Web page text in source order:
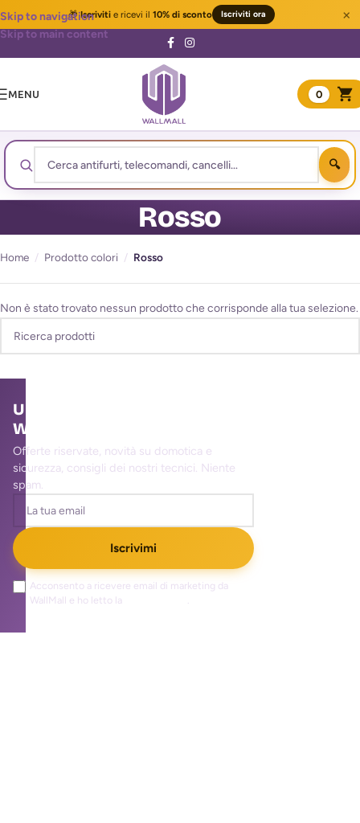
🎁Iscrivitie ricevi il 10% di sconto Iscriviti ora ×
Skip to navigation
Skip to main content
MENU 0
Rosso
Home / Prodotto colori / Rosso
Non è stato trovato nessun prodotto che corrisponde alla tua selezione.
Unisciti alla community
WallMall
Offerte riservate, novità su domotica e
sicurezza, consigli dei nostri tecnici. Niente
spam.
Iscrivimi
Acconsento a ricevere email di marketing da
WallMall e ho letto la
.